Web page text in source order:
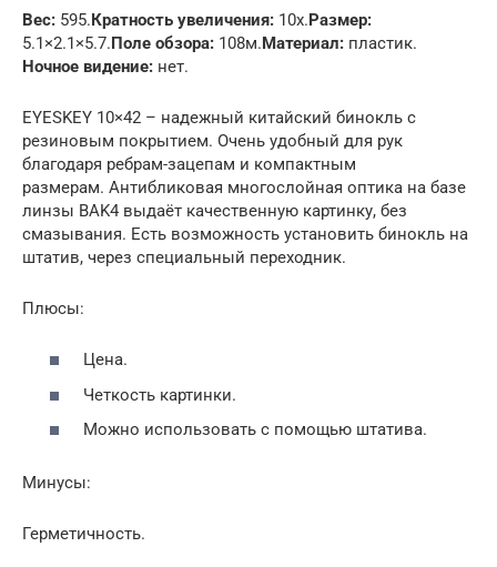
Вес: 595.Кратность увеличения: 10х.Размер:
5.1×2.1×5.7.Поле обзора: 108м.Материал: пластик.
Ночное видение: нет.
EYESKEY 10×42 – надежный китайский бинокль с
резиновым покрытием. Очень удобный для рук
благодаря ребрам-зацепам и компактным
размерам. Антибликовая многослойная оптика на базе
линзы BAK4 выдаёт качественную картинку, без
смазывания. Есть возможность установить бинокль на
штатив, через специальный переходник.
Плюсы:
Цена.
Четкость картинки.
Можно использовать с помощью штатива.
Минусы:
Герметичность.